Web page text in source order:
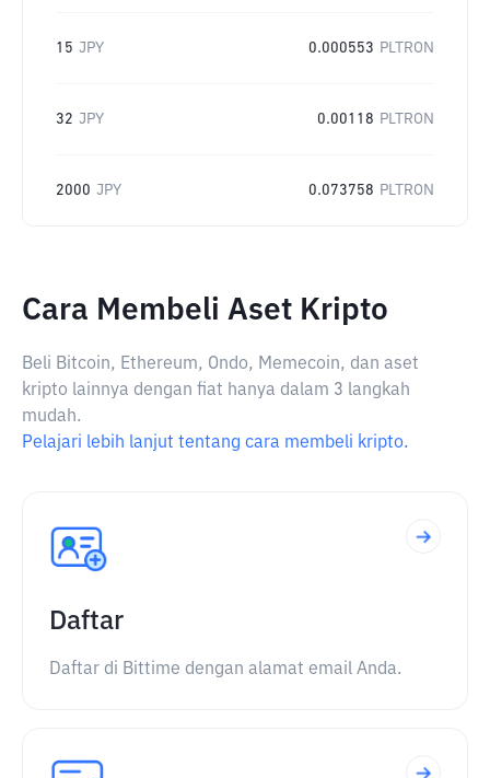
15 JPY 0.000553 PLTRON
32 JPY 0.00118 PLTRON
2000 JPY 0.073758 PLTRON
Cara Membeli Aset Kripto
Beli Bitcoin, Ethereum, Ondo, Memecoin, dan aset
kripto lainnya dengan fiat hanya dalam 3 langkah
mudah.
Pelajari lebih lanjut tentang cara membeli kripto.
Daftar
Daftar di Bittime dengan alamat email Anda.